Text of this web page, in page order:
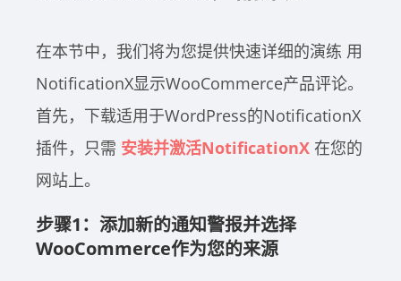
在本节中，我们将为您提供快速详细的演练 用
NotificationX显示WooCommerce产品评论。
首先，下载适用于WordPress的NotificationX
插件，只需 安装并激活NotificationX 在您的
网站上。
步骤1：添加新的通知警报并选择
WooCommerce作为您的来源